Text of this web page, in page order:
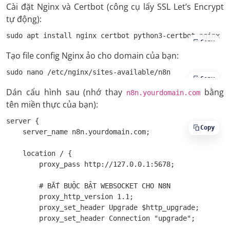
Cài đặt Nginx và Certbot (công cụ lấy SSL Let’s Encrypt
tự động):
sudo apt install nginx certbot python3-certbot-nginx -
Copy
Tạo file config Nginx ảo cho domain của bạn:
sudo nano /etc/nginx/sites-available/n8n
Copy
Dán cấu hình sau (nhớ thay n8n.yourdomain.com bằng
tên miền thực của bạn):
server {
    server_name n8n.yourdomain.com;
    location / {
        proxy_pass http://127.0.0.1:5678;
        # BẮT BUỘC BẬT WEBSOCKET CHO N8N
        proxy_http_version 1.1;
        proxy_set_header Upgrade $http_upgrade;
        proxy_set_header Connection "upgrade";
Copy